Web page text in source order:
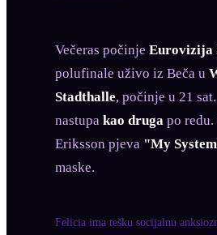
Večeras počinje Eurovizija
polufinale uživo iz Beča u
Stadthalle, počinje u 21
nastupa kao druga po
Eriksson pjeva "My
maske.
Felicia ima tešku socijalnu